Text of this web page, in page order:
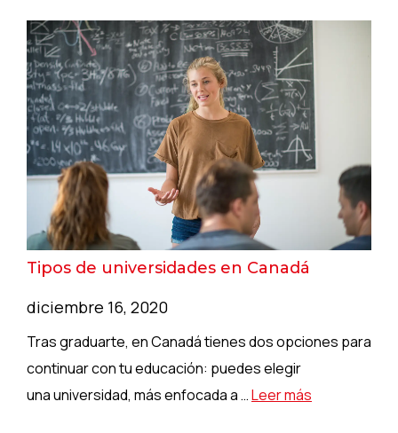
Tipos de universidades en Canadá
diciembre 16, 2020
Tras graduarte, en Canadá tienes dos opciones para
continuar con tu educación: puedes elegir
una universidad, más enfocada a …Leer más